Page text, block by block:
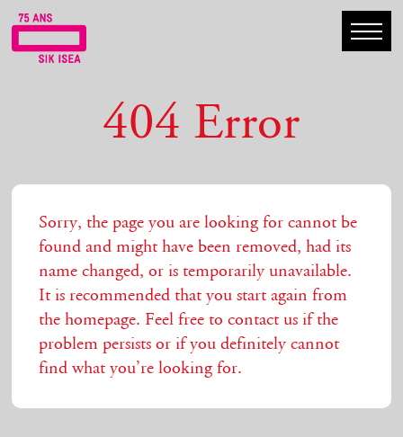
404 Error
Sorry, the page you are looking for cannot be
found and might have been removed, had its
name changed, or is temporarily unavailable.
It is recommended that you start again from
the homepage. Feel free to contact us if the
problem persists or if you definitely cannot
find what you’re looking for.